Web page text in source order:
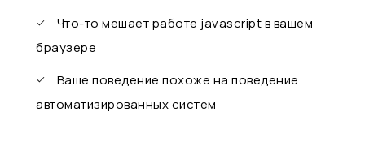
Что-то мешает работе javascript в вашем
браузере
Ваше поведение похоже на поведение
автоматизированных систем